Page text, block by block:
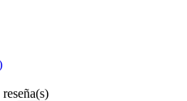
reseña(s)